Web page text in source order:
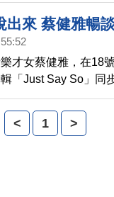
出來 蔡健雅暢
才女蔡健雅，在18
「Just Say So」同
很有成就感。
< 1 >